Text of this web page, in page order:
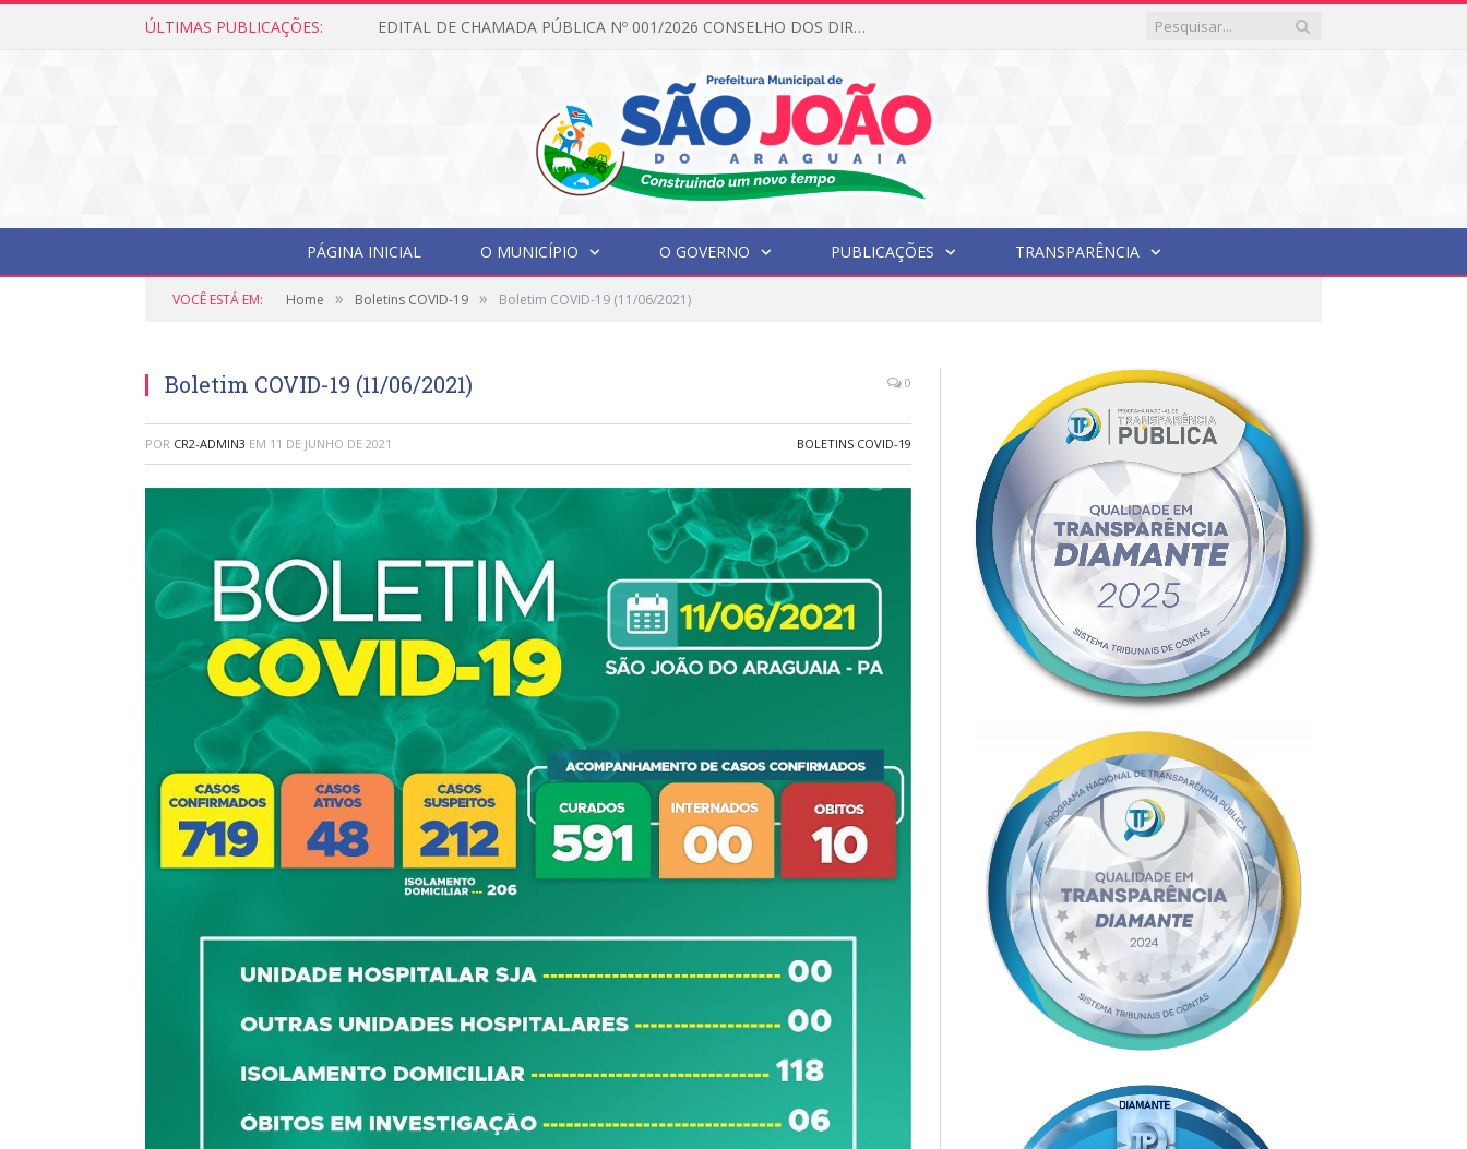
ÚLTIMAS PUBLICAÇÕES: EDITAL DE CHAMADA PÚBLICA Nº 001/2026 CONSELHO DOS DIREITOS DA CRIANÇA E DO ADOLESCENTE
PÁGINA INICIAL O MUNICÍPIO O GOVERNO PUBLICAÇÕES TRANSPARÊNCIA
VOCÊ ESTÁ EM: Home » Boletins COVID-19 » Boletim COVID-19 (11/06/2021)
Boletim COVID-19 (11/06/2021) 0
POR CR2-ADMIN3 EM 11 DE JUNHO DE 2021 BOLETINS COVID-19